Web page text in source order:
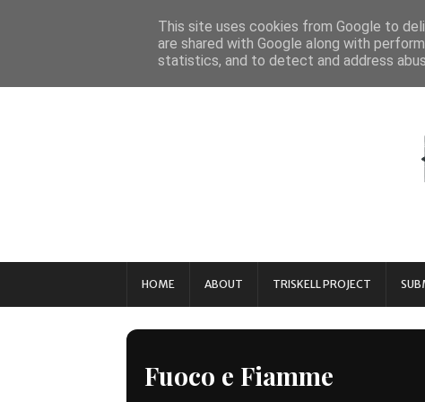
HOME ABOUT TRISKELL PROJECT
Fuoco e Fiamme
This site uses cookies from Google to
are shared with Google along with
statistics, and to detect and address